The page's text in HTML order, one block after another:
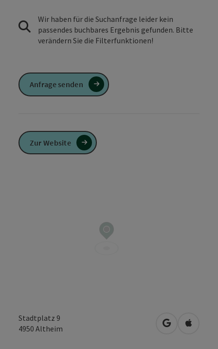
Stadtplatz 9
4950 Altheim in Google
in
Wir haben für die Suchanfrage leider kein
passendes buchbares Ergebnis gefunden. Bitte
verändern Sie die Filterfunktionen!
Anfrage senden
Zur Website